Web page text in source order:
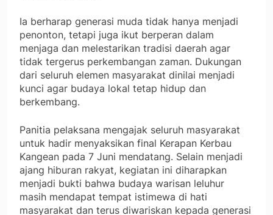
Ia berharap generasi muda tidak hanya menjadi
penonton, tetapi juga ikut berperan dalam
menjaga dan melestarikan tradisi daerah agar
tidak tergerus perkembangan zaman. Dukungan
dari seluruh elemen masyarakat dinilai menjadi
kunci agar budaya lokal tetap hidup dan
berkembang.
Panitia pelaksana mengajak seluruh masyarakat
untuk hadir menyaksikan final Kerapan Kerbau
Kangean pada 7 Juni mendatang. Selain menjadi
ajang hiburan rakyat, kegiatan ini diharapkan
menjadi bukti bahwa budaya warisan leluhur
masih mendapat tempat istimewa di hati
masyarakat dan terus diwariskan kepada generasi